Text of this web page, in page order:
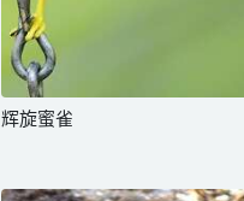
辉旋蜜雀